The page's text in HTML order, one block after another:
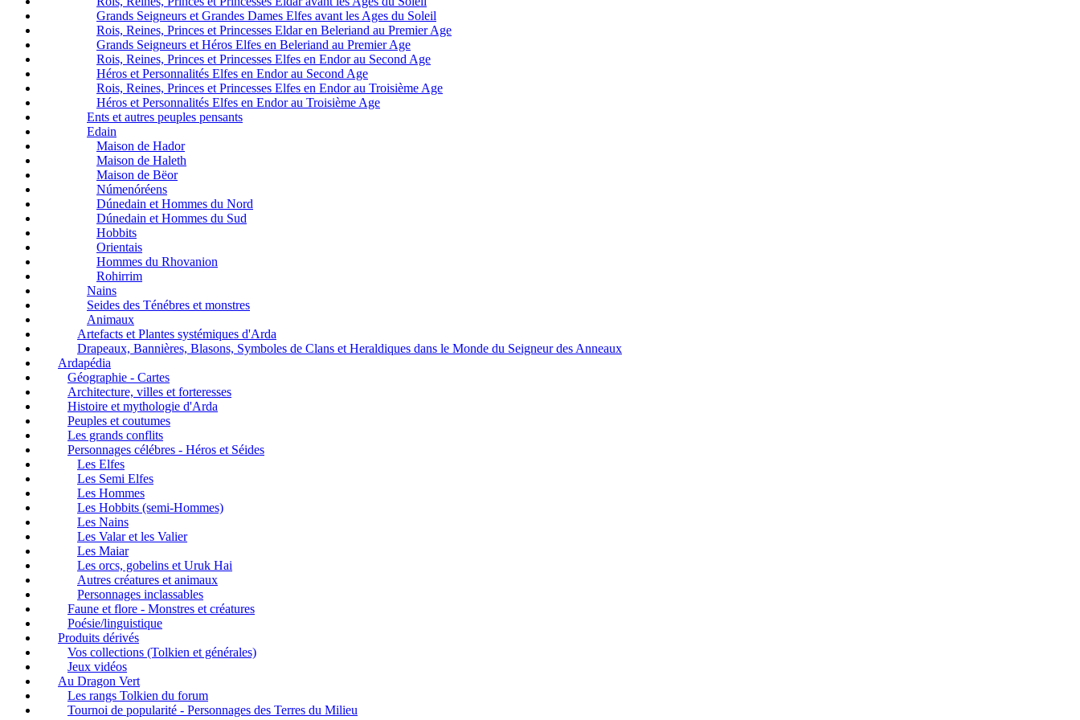
Grands Seigneurs et Grandes Dames Elfes avant les Ages du Soleil
Rois, Reines, Princes et Princesses Eldar en Beleriand au Premier Age
Grands Seigneurs et Héros Elfes en Beleriand au Premier Age
Rois, Reines, Princes et Princesses Elfes en Endor au Second Age
Héros et Personnalités Elfes en Endor au Second Age
Rois, Reines, Princes et Princesses Elfes en Endor au Troisième Age
Héros et Personnalités Elfes en Endor au Troisième Age
Ents et autres peuples pensants
Edain
Maison de Hador
Maison de Haleth
Maison de Bëor
Númenóréens
Dúnedain et Hommes du Nord
Dúnedain et Hommes du Sud
Hobbits
Orientais
Hommes du Rhovanion
Rohirrim
Nains
Seides des Ténébres et monstres
Animaux
Artefacts et Plantes systémiques d'Arda
Drapeaux, Bannières, Blasons, Symboles de Clans et Heraldiques dans le Monde du Seigneur des Anneaux
Ardapédia
Géographie - Cartes
Architecture, villes et forteresses
Histoire et mythologie d'Arda
Peuples et coutumes
Les grands conflits
Personnages célébres - Héros et Séides
Les Elfes
Les Semi Elfes
Les Hommes
Les Hobbits (semi-Hommes)
Les Nains
Les Valar et les Valier
Les Maiar
Les orcs, gobelins et Uruk Hai
Autres créatures et animaux
Personnages inclassables
Faune et flore - Monstres et créatures
Poésie/linguistique
Produits dérivés
Vos collections (Tolkien et générales)
Jeux vidéos
Au Dragon Vert
Les rangs Tolkien du forum
Tournoi de popularité - Personnages des Terres du Milieu